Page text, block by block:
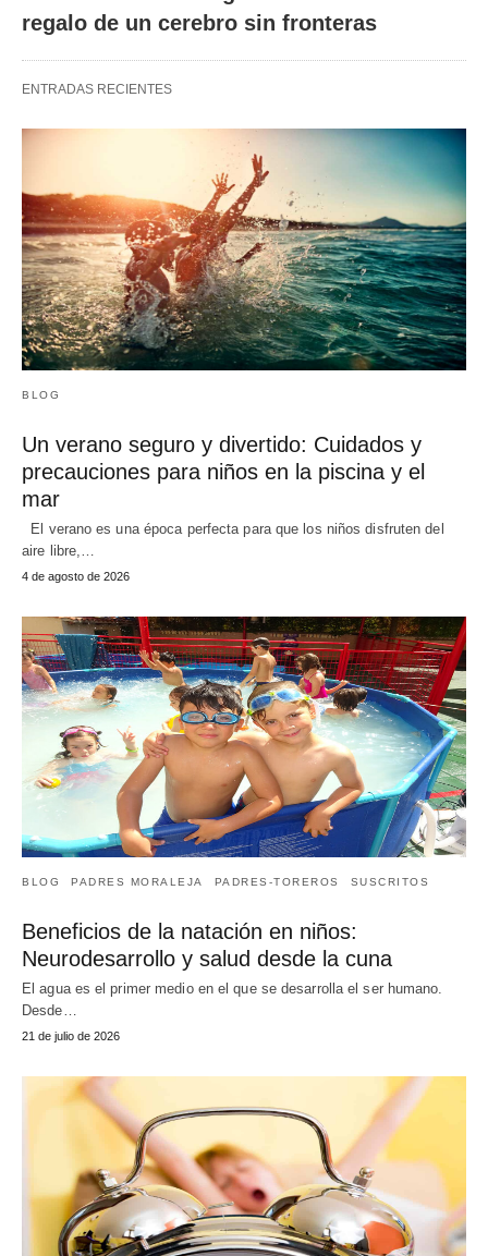
regalo de un cerebro sin fronteras
ENTRADAS RECIENTES
BLOG
Un verano seguro y divertido: Cuidados y
precauciones para niños en la piscina y el
mar
El verano es una época perfecta para que los niños disfruten del
aire libre,…
4 de agosto de 2026
BLOG PADRES MORALEJA PADRES-TOREROS SUSCRITOS
Beneficios de la natación en niños:
Neurodesarrollo y salud desde la cuna
El agua es el primer medio en el que se desarrolla el ser humano.
Desde…
21 de julio de 2026